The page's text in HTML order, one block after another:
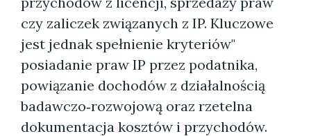
czy zaliczek związanych z IP. Kluczowe
jest jednak spełnienie kryteriów"
posiadanie praw IP przez podatnika,
powiązanie dochodów z działalnością
badawczo‑rozwojową oraz rzetelna
dokumentacja kosztów i przychodów.